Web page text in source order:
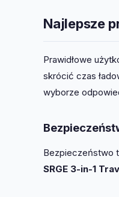
Najlepsze
Prawidłowe
skrócić czas
wyborze
Bezpieczeństwo
SRGE 3-in-1